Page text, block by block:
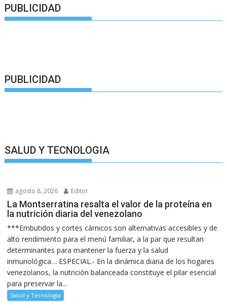
PUBLICIDAD
PUBLICIDAD
SALUD Y TECNOLOGIA
agosto 8, 2026 Editor
La Montserratina resalta el valor de la proteína en
la nutrición diaria del venezolano
***Embutidos y cortes cárnicos son alternativas accesibles y de
alto rendimiento para el menú familiar, a la par que resultan
determinantes para mantener la fuerza y la salud
inmunológica… ESPECIAL.- En la dinámica diaria de los hogares
venezolanos, la nutrición balanceada constituye el pilar esencial
para preservar la...
Salud y Tecnología